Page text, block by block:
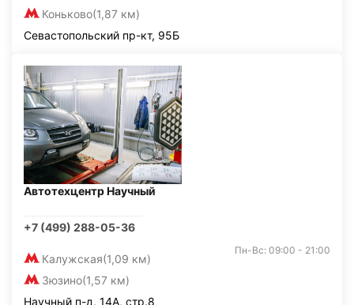
Коньково(1,87 км)
Севастопольский пр-кт, 95Б
Автотехцентр Научный
+7 (499) 288-05-36
Калужская(1,09 км)
Зюзино(1,57 км)
Пн-Вс: 09:00 - 21:00
Научный п-д, 14А, стр.8